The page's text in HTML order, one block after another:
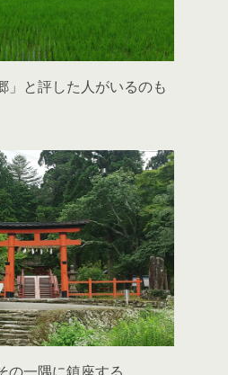
」と評した人がいるのも